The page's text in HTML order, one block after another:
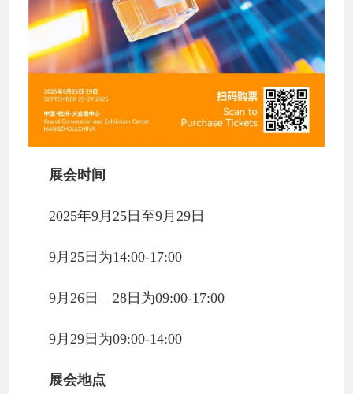
展会时间
2025年9月25日至9月29日
9月25日为14:00-17:00
9月26日—28日为09:00-17:00
9月29日为09:00-14:00
展会地点